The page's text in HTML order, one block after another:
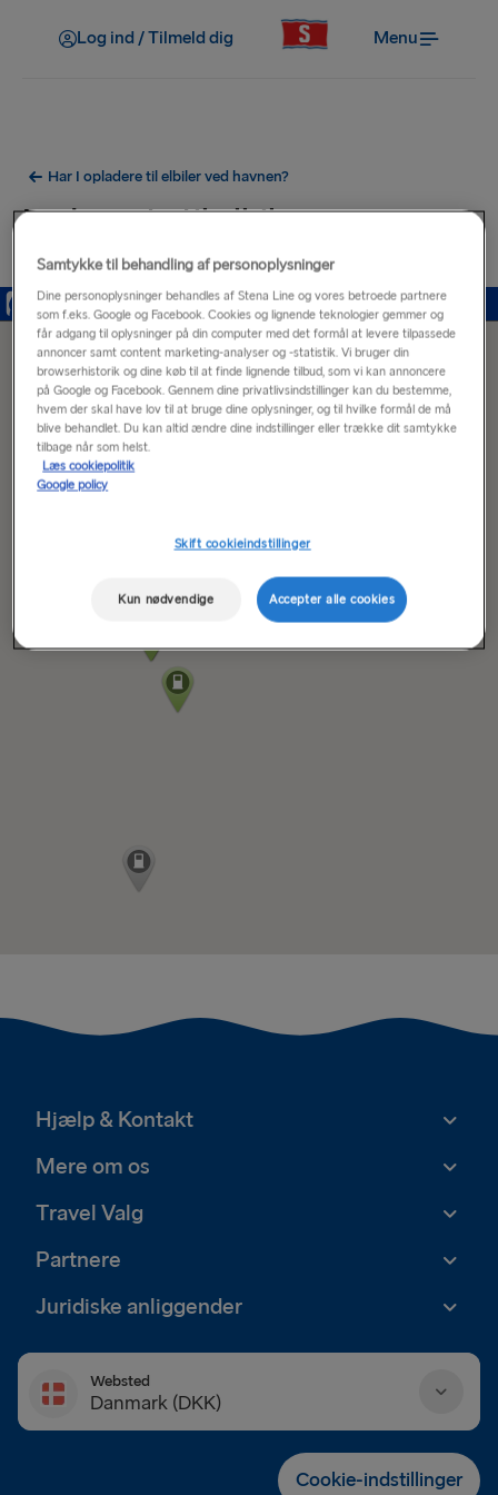
Log ind / Tilmeld dig Menu
Har I opladere til elbiler ved havnen?
Ladeporte til elbiler nær
Frederikshavn Havn
Hjælp & Kontakt
Mere om os
Travel Valg
Partnere
Juridiske anliggender
Websted
Danmark (DKK)
Cookie-indstillinger
Samtykke til behandling af personoplysninger
Dine personoplysninger behandles af Stena Line og vores betroede partnere
som f.eks. Google og Facebook. Cookies og lignende teknologier gemmer og
får adgang til oplysninger på din computer med det formål at levere tilpassede
annoncer samt content marketing-analyser og -statistik. Vi bruger din
browserhistorik og dine køb til at finde lignende tilbud, som vi kan annoncere
på Google og Facebook. Gennem dine privatlivsindstillinger kan du bestemme,
hvem der skal have lov til at bruge dine oplysninger, og til hvilke formål de må
blive behandlet. Du kan altid ændre dine indstillinger eller trække dit samtykke
tilbage når som helst.
Læs cookiepolitik
Google policy
Skift cookieindstillinger
Kun nødvendige Accepter alle cookies